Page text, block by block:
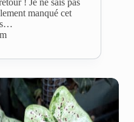
! Je ne sais pas
manqué cet